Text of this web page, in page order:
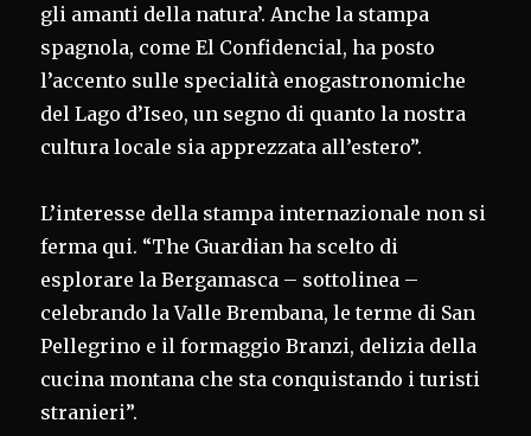
gli amanti della natura’. Anche la stampa
spagnola, come El Confidencial, ha posto
l’accento sulle specialità enogastronomiche
del Lago d’Iseo, un segno di quanto la nostra
cultura locale sia apprezzata all’estero”.
L’interesse della stampa internazionale non si
ferma qui. “The Guardian ha scelto di
esplorare la Bergamasca – sottolinea –
celebrando la Valle Brembana, le terme di San
Pellegrino e il formaggio Branzi, delizia della
cucina montana che sta conquistando i turisti
stranieri”.